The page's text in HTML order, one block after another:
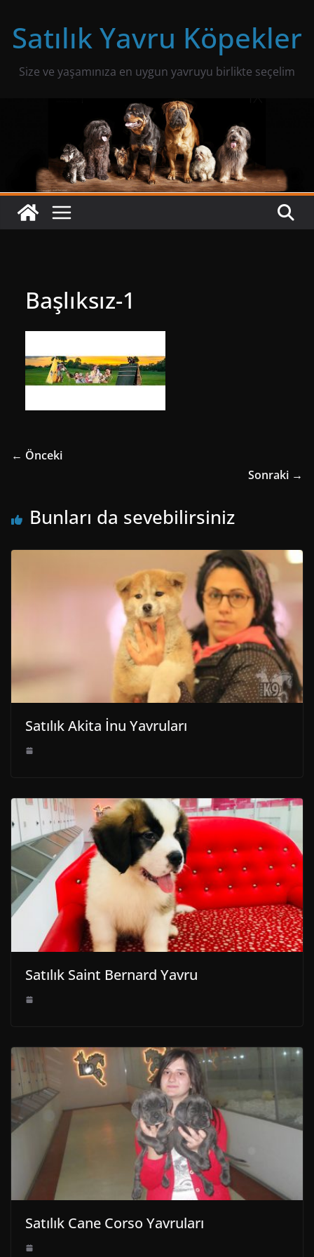
content
Satılık Yavru Köpekler
Size ve yaşamınıza en uygun yavruyu birlikte seçelim
Başlıksız-1
← Önceki
Sonraki →
Bunları da sevebilirsiniz
Satılık Akita İnu Yavruları
Satılık Saint Bernard Yavru
Satılık Cane Corso Yavruları